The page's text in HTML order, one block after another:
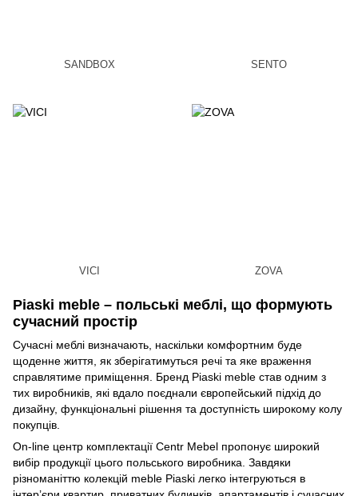
Piaski meble – польські меблі, що формують
сучасний простір
Сучасні меблі визначають, наскільки комфортним буде
щоденне життя, як зберігатимуться речі та яке враження
справлятиме приміщення. Бренд Piaski meble став одним з
тих виробників, які вдало поєднали європейський підхід до
дизайну, функціональні рішення та доступність широкому колу
покупців.
On-line центр комплектації Centr Mebel пропонує широкий
вибір продукції цього польського виробника. Завдяки
різноманіттю колекцій meble Piaski легко інтегруються в
SANDBOX SENTO
VICI ZOVA